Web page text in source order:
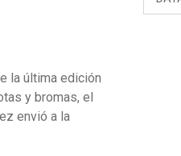
la última edición
y bromas, el
envió a la